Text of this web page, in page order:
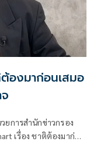
องมาก่อนเสมอ
การสำนักข่าวกรอง
เรื่อง ชาติต้องมาก่อน